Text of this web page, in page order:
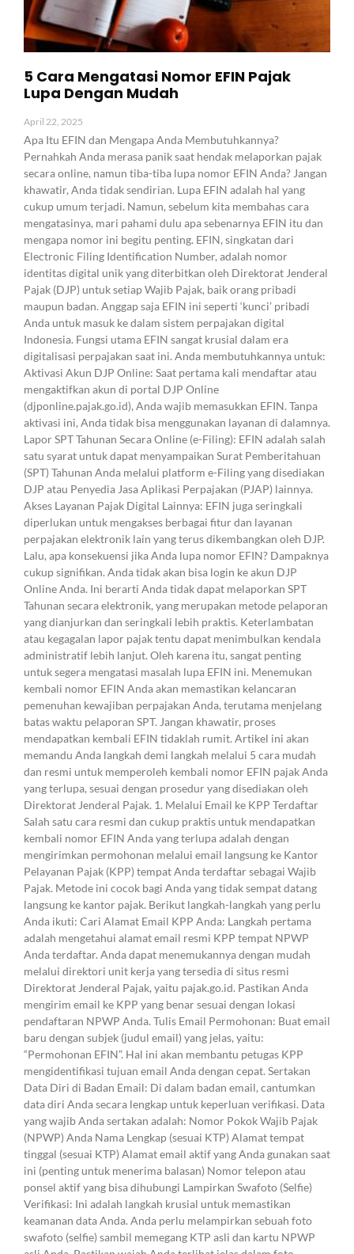
5 Cara Mengatasi Nomor EFIN Pajak
Lupa Dengan Mudah
April 22, 2025
Apa Itu EFIN dan Mengapa Anda Membutuhkannya?
Pernahkah Anda merasa panik saat hendak melaporkan pajak
secara online, namun tiba-tiba lupa nomor EFIN Anda? Jangan
khawatir, Anda tidak sendirian. Lupa EFIN adalah hal yang
cukup umum terjadi. Namun, sebelum kita membahas cara
mengatasinya, mari pahami dulu apa sebenarnya EFIN itu dan
mengapa nomor ini begitu penting. EFIN, singkatan dari
Electronic Filing Identification Number, adalah nomor
identitas digital unik yang diterbitkan oleh Direktorat Jenderal
Pajak (DJP) untuk setiap Wajib Pajak, baik orang pribadi
maupun badan. Anggap saja EFIN ini seperti ‘kunci’ pribadi
Anda untuk masuk ke dalam sistem perpajakan digital
Indonesia. Fungsi utama EFIN sangat krusial dalam era
digitalisasi perpajakan saat ini. Anda membutuhkannya untuk:
Aktivasi Akun DJP Online: Saat pertama kali mendaftar atau
mengaktifkan akun di portal DJP Online
(djponline.pajak.go.id), Anda wajib memasukkan EFIN. Tanpa
aktivasi ini, Anda tidak bisa menggunakan layanan di dalamnya.
Lapor SPT Tahunan Secara Online (e-Filing): EFIN adalah salah
satu syarat untuk dapat menyampaikan Surat Pemberitahuan
(SPT) Tahunan Anda melalui platform e-Filing yang disediakan
DJP atau Penyedia Jasa Aplikasi Perpajakan (PJAP) lainnya.
Akses Layanan Pajak Digital Lainnya: EFIN juga seringkali
diperlukan untuk mengakses berbagai fitur dan layanan
perpajakan elektronik lain yang terus dikembangkan oleh DJP.
Lalu, apa konsekuensi jika Anda lupa nomor EFIN? Dampaknya
cukup signifikan. Anda tidak akan bisa login ke akun DJP
Online Anda. Ini berarti Anda tidak dapat melaporkan SPT
Tahunan secara elektronik, yang merupakan metode pelaporan
yang dianjurkan dan seringkali lebih praktis. Keterlambatan
atau kegagalan lapor pajak tentu dapat menimbulkan kendala
administratif lebih lanjut. Oleh karena itu, sangat penting
untuk segera mengatasi masalah lupa EFIN ini. Menemukan
kembali nomor EFIN Anda akan memastikan kelancaran
pemenuhan kewajiban perpajakan Anda, terutama menjelang
batas waktu pelaporan SPT. Jangan khawatir, proses
mendapatkan kembali EFIN tidaklah rumit. Artikel ini akan
memandu Anda langkah demi langkah melalui 5 cara mudah
dan resmi untuk memperoleh kembali nomor EFIN pajak Anda
yang terlupa, sesuai dengan prosedur yang disediakan oleh
Direktorat Jenderal Pajak. 1. Melalui Email ke KPP Terdaftar
Salah satu cara resmi dan cukup praktis untuk mendapatkan
kembali nomor EFIN Anda yang terlupa adalah dengan
mengirimkan permohonan melalui email langsung ke Kantor
Pelayanan Pajak (KPP) tempat Anda terdaftar sebagai Wajib
Pajak. Metode ini cocok bagi Anda yang tidak sempat datang
langsung ke kantor pajak. Berikut langkah-langkah yang perlu
Anda ikuti: Cari Alamat Email KPP Anda: Langkah pertama
adalah mengetahui alamat email resmi KPP tempat NPWP
Anda terdaftar. Anda dapat menemukannya dengan mudah
melalui direktori unit kerja yang tersedia di situs resmi
Direktorat Jenderal Pajak, yaitu pajak.go.id. Pastikan Anda
mengirim email ke KPP yang benar sesuai dengan lokasi
pendaftaran NPWP Anda. Tulis Email Permohonan: Buat email
baru dengan subjek (judul email) yang jelas, yaitu:
“Permohonan EFIN”. Hal ini akan membantu petugas KPP
mengidentifikasi tujuan email Anda dengan cepat. Sertakan
Data Diri di Badan Email: Di dalam badan email, cantumkan
data diri Anda secara lengkap untuk keperluan verifikasi. Data
yang wajib Anda sertakan adalah: Nomor Pokok Wajib Pajak
(NPWP) Anda Nama Lengkap (sesuai KTP) Alamat tempat
tinggal (sesuai KTP) Alamat email aktif yang Anda gunakan saat
ini (penting untuk menerima balasan) Nomor telepon atau
ponsel aktif yang bisa dihubungi Lampirkan Swafoto (Selfie)
Verifikasi: Ini adalah langkah krusial untuk memastikan
keamanan data Anda. Anda perlu melampirkan sebuah foto
swafoto (selfie) sambil memegang KTP asli dan kartu NPWP